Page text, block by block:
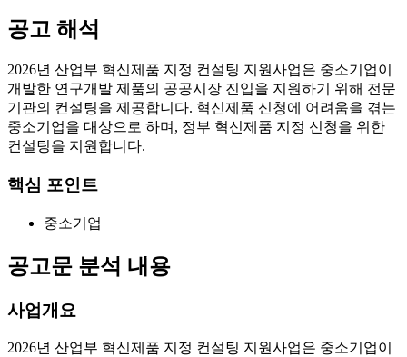
공고 해석
2026년 산업부 혁신제품 지정 컨설팅 지원사업은 중소기업이
개발한 연구개발 제품의 공공시장 진입을 지원하기 위해 전문
기관의 컨설팅을 제공합니다. 혁신제품 신청에 어려움을 겪는
중소기업을 대상으로 하며, 정부 혁신제품 지정 신청을 위한
컨설팅을 지원합니다.
핵심 포인트
중소기업
공고문 분석 내용
사업개요
2026년 산업부 혁신제품 지정 컨설팅 지원사업은 중소기업이